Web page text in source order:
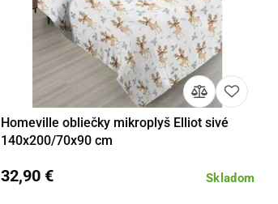
Detail Do košíka
Homeville obliečky mikroplyš Elliot sivé
140x200/70x90 cm
Skladom
32,90 €